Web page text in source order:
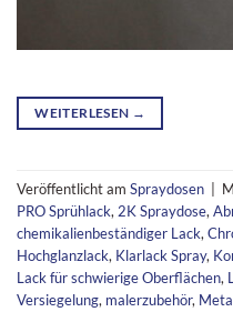
WEITERLESEN →
Veröffentlicht am Spraydosen
PRO Sprühlack,2K Spraydose,
chemikalienbeständiger Lack,
Hochglanzlack, Klarlack Spray,
Lack für schwierige Oberflächen,
Versiegelung, malerzubehör,